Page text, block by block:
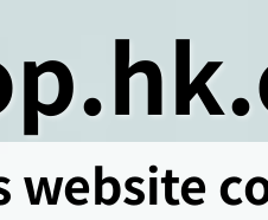
website